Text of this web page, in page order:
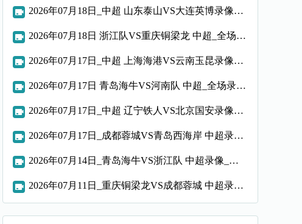
2026年07月18日_中超 山东泰山VS大连英博录像_高清录像【全场回放】
2026年07月18日 浙江队VS重庆铜梁龙 中超_全场录像【全场回放】
2026年07月17日_中超 上海海港VS云南玉昆录像_全场录像【全场回放】
2026年07月17日 青岛海牛VS河南队 中超_全场录像【视频集锦】
2026年07月17日_中超 辽宁铁人VS北京国安录像_全场录像【视频集锦】
2026年07月17日_成都蓉城VS青岛西海岸 中超录像_全场录像【高清回放】
2026年07月14日_青岛海牛VS浙江队 中超录像_高清录像【全场回放】
2026年07月11日_重庆铜梁龙VS成都蓉城 中超录像_全场录像【高清回放】